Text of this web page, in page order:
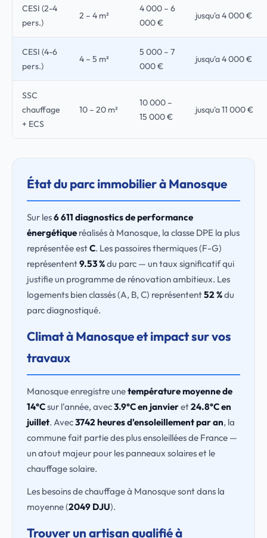
CESI (2-4
pers.)
2 – 4 m²
4 000 – 6
000 €
jusqu'a 4 000 €
CESI (4-6
pers.)
4 – 5 m²
5 000 – 7
000 €
jusqu'a 4 000 €
SSC
chauffage
+ ECS
10 – 20 m²
10 000 –
15 000 €
jusqu'a 11 000 €
État du parc immobilier à Manosque
Sur les6 611 diagnostics de performance
énergétique réalisés à Manosque, la classe DPE la plus
représentée estC. Les passoires thermiques (F-G)
représentent9.53 %du parc — un taux significatif qui
justifie un programme de rénovation ambitieux. Les
logements bien classés (A, B, C) représentent52 %du
parc diagnostiqué.
Climat à Manosque et impact sur vos
travaux
Manosque enregistre unetempérature moyenne de
14°Csur l'année, avec3.9°C en janvieret24.8°C en
juillet. Avec3742 heures d'ensoleillement par an, la
commune fait partie des plus ensoleillées de France —
un atout majeur pour les panneaux solaires et le
chauffage solaire.
Les besoins de chauffage à Manosque sont dans la
moyenne (2049 DJU).
Trouver un artisan qualifié à